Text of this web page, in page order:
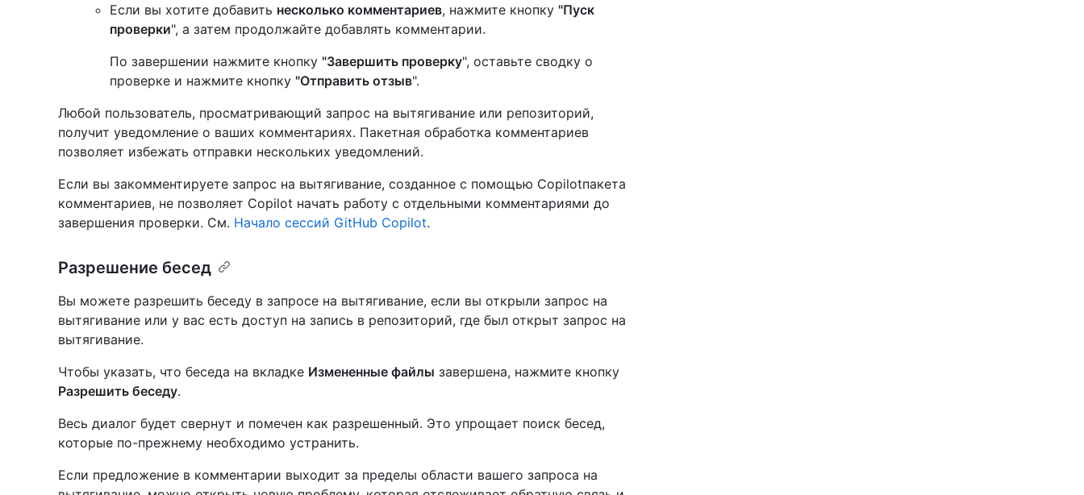
Если вы хотите добавить несколько комментариев, нажмите кнопку "Пуск
проверки", а затем продолжайте добавлять комментарии.
По завершении нажмите кнопку "Завершить проверку", оставьте сводку о
проверке и нажмите кнопку "Отправить отзыв".
Любой пользователь, просматривающий запрос на вытягивание или репозиторий,
получит уведомление о ваших комментариях. Пакетная обработка комментариев
позволяет избежать отправки нескольких уведомлений.
Если вы закомментируете запрос на вытягивание, созданное с помощью Copilotпакета
комментариев, не позволяет Copilot начать работу с отдельными комментариями до
завершения проверки. См. Начало сессий GitHub Copilot.
Разрешение бесед
Вы можете разрешить беседу в запросе на вытягивание, если вы открыли запрос на
вытягивание или у вас есть доступ на запись в репозиторий, где был открыт запрос на
вытягивание.
Чтобы указать, что беседа на вкладке Измененные файлы завершена, нажмите кнопку
Разрешить беседу.
Весь диалог будет свернут и помечен как разрешенный. Это упрощает поиск бесед,
которые по-прежнему необходимо устранить.
Если предложение в комментарии выходит за пределы области вашего запроса на